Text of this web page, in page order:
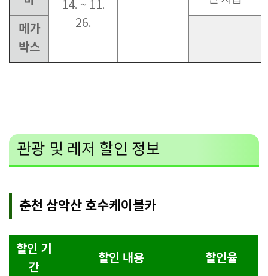
14. ~ 11.
26.
메가
박스
관광 및 레저 할인 정보
춘천 삼악산 호수케이블카
할인 기
간
할인 내용 할인율